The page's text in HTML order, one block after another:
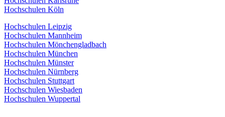
Hochschulen Köln
Hochschulen Leipzig
Hochschulen Mannheim
Hochschulen Mönchengladbach
Hochschulen München
Hochschulen Münster
Hochschulen Nürnberg
Hochschulen Stuttgart
Hochschulen Wiesbaden
Hochschulen Wuppertal